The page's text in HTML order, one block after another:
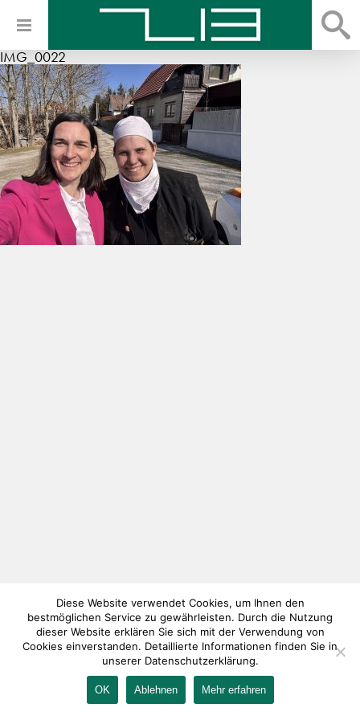
IMG_0022
IMPRESSUM KONTAKT AGB DATENSCHUTZ
Diese Website verwendet Cookies, um Ihnen den
bestmöglichen Service zu gewährleisten. Durch die Nutzung
dieser Website erklären Sie sich mit der Verwendung von
Cookies einverstanden. Detaillierte Informationen finden Sie in
unserer Datenschutzerklärung.
OK Ablehnen Mehr erfahren